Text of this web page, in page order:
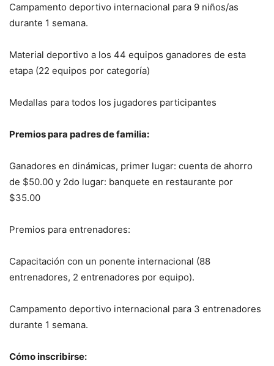
Campamento deportivo internacional para 9 niños/as
durante 1 semana.
Material deportivo a los 44 equipos ganadores de esta
etapa (22 equipos por categoría)
Medallas para todos los jugadores participantes
Premios para padres de familia:
Ganadores en dinámicas, primer lugar: cuenta de ahorro
de $50.00 y 2do lugar: banquete en restaurante por
$35.00
Premios para entrenadores:
Capacitación con un ponente internacional (88
entrenadores, 2 entrenadores por equipo).
Campamento deportivo internacional para 3 entrenadores
durante 1 semana.
Cómo inscribirse: